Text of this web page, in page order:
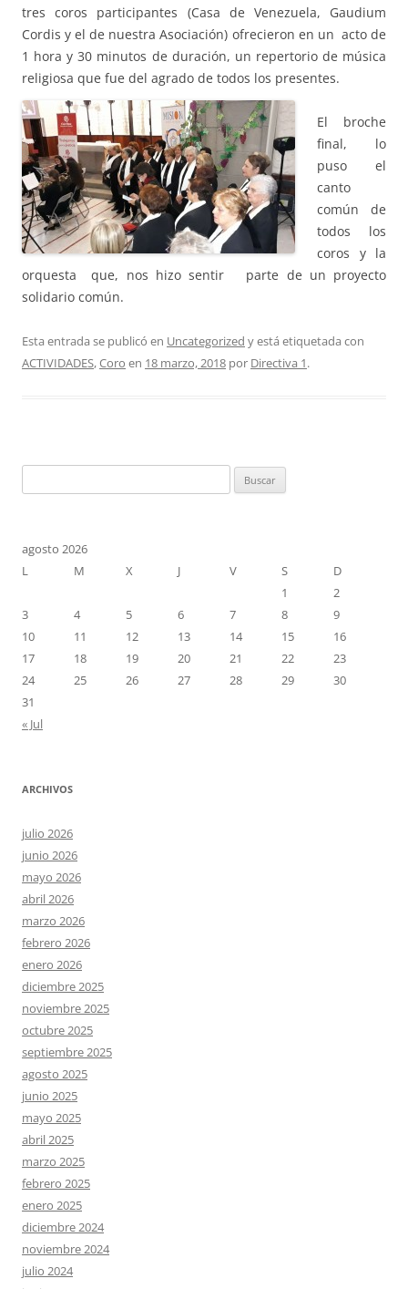
tres coros participantes (Casa de Venezuela, Gaudium
Cordis y el de nuestra Asociación) ofrecieron en un acto de
1 hora y 30 minutos de duración, un repertorio de música
religiosa que fue del agrado de todos los presentes.
El broche
final, lo
puso el
canto
común de
todos los
coros y la
orquesta que, nos hizo sentir
parte de un proyecto
solidario común.
Esta entrada se publicó en Uncategorized y está etiquetada con
ACTIVIDADES,Coro en 18 marzo, 2018 por Directiva 1.
agosto 2026
L
M X J V S
D
1
2
3
4 5 6 7 8
9
10
11 12 13 14 15
16
17
18 19 20 21 22
23
24
25 26 27 28 29
30
31
« Jul
ARCHIVOS
julio 2026
junio 2026
mayo 2026
abril 2026
marzo 2026
febrero 2026
enero 2026
diciembre 2025
noviembre 2025
octubre 2025
septiembre 2025
agosto 2025
junio 2025
mayo 2025
abril 2025
marzo 2025
febrero 2025
enero 2025
diciembre 2024
noviembre 2024
julio 2024